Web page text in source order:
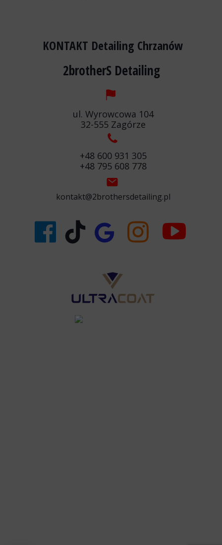
KONTAKT Detailing Chrzanów
2brotherS Detailing
ul. Wyrowcowa 104
32-555 Zagórze
+48 600 931 305
+48 795 608 778
kontakt@2brothersdetailing.pl